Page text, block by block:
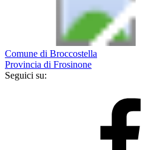
Comune di Broccostella
Provincia di Frosinone
Seguici su: